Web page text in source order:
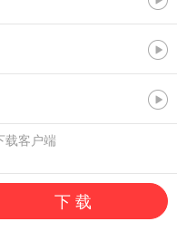
载客户端
下 载